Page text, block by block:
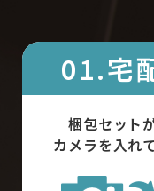
01.宅
梱包セット
カメラを入れ